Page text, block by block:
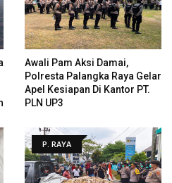
Awali Pam Aksi Damai,
Polresta Palangka Raya Gelar
Apel Kesiapan Di Kantor PT.
PLN UP3
P. RAYA